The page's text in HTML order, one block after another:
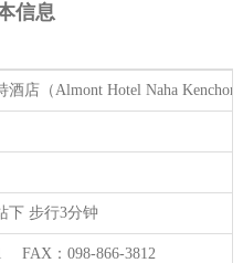
信息
店（Almont Hotel Naha
下 步行3分钟
FAX：098-866-3812